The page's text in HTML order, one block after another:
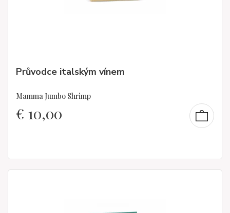
Průvodce italským vínem
Mamma Jumbo Shrimp
€ 10,00